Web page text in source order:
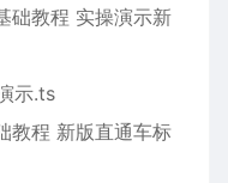
础教程 实操演示新
示.ts
教程 新版直通车标